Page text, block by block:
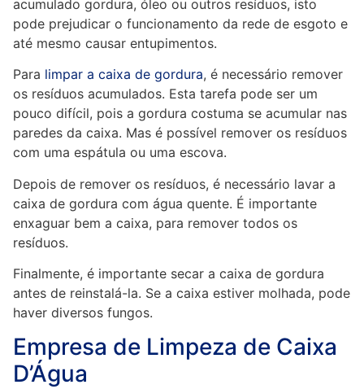
acumulado gordura, óleo ou outros resíduos, isto
pode prejudicar o funcionamento da rede de esgoto e
até mesmo causar entupimentos.
Para limpar a caixa de gordura, é necessário remover
os resíduos acumulados. Esta tarefa pode ser um
pouco difícil, pois a gordura costuma se acumular nas
paredes da caixa. Mas é possível remover os resíduos
com uma espátula ou uma escova.
Depois de remover os resíduos, é necessário lavar a
caixa de gordura com água quente. É importante
enxaguar bem a caixa, para remover todos os
resíduos.
Finalmente, é importante secar a caixa de gordura
antes de reinstalá-la. Se a caixa estiver molhada, pode
haver diversos fungos.
Empresa de Limpeza de Caixa
D’Água